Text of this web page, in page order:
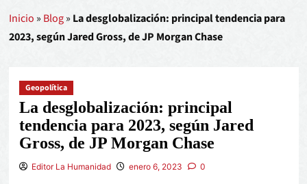
Inicio » Blog» La desglobalización: principal tendencia para
2023, según Jared Gross, de JP Morgan Chase
Geopolítica
La desglobalización: principal
tendencia para 2023, según Jared
Gross, de JP Morgan Chase
Editor La Humanidad enero 6, 2023 0